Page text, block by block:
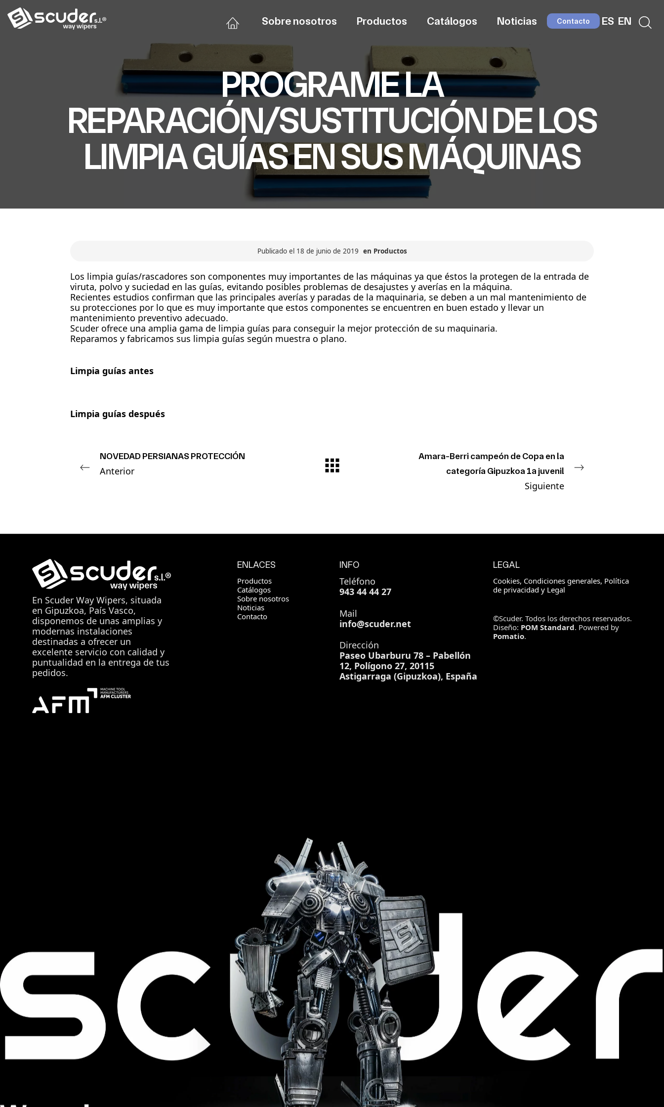
Sobre nosotros Productos Catálogos Noticias Contacto ES EN
PROGRAME LA
REPARACIÓN/SUSTITUCIÓN DE LOS
LIMPIA GUÍAS EN SUS MÁQUINAS
Publicado el 18 de junio de 2019 en Productos
Los limpia guías/rascadores son componentes muy importantes de las máquinas ya que éstos la protegen de la entrada de
viruta, polvo y suciedad en las guías, evitando posibles problemas de desajustes y averías en la máquina.
Recientes estudios confirman que las principales averías y paradas de la maquinaria, se deben a un mal mantenimiento de
su protecciones por lo que es muy importante que estos componentes se encuentren en buen estado y llevar un
mantenimiento preventivo adecuado.
Scuder ofrece una amplia gama de limpia guías para conseguir la mejor protección de su maquinaria.
Reparamos y fabricamos sus limpia guías según muestra o plano.
Limpia guías antes
Limpia guías después
NOVEDAD PERSIANAS PROTECCIÓN
Anterior
Amara-Berri campeón de Copa en la
categoría Gipuzkoa 1ª juvenil
Siguiente
En Scuder Way Wipers, situada
en Gipuzkoa, País Vasco,
disponemos de unas amplias y
modernas instalaciones
destinadas a ofrecer un
excelente servicio con calidad y
puntualidad en la entrega de tus
pedidos.
ENLACES
Productos
Catálogos
Sobre nosotros
Noticias
Contacto
INFO
Teléfono
943 44 44 27
Mail
info@scuder.net
Dirección
Paseo Ubarburu 78 – Pabellón
12, Polígono 27, 20115
Astigarraga (Gipuzkoa), España
LEGAL
Cookies, Condiciones generales, Política
de privacidad y Legal
©Scuder. Todos los derechos reservados.
Diseño: POM Standard. Powered by
Pomatio.